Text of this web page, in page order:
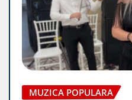
MUZICA POPULARA